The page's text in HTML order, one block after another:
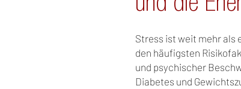
Stress ist weit mehr als
den häufigsten
und psychischer
Diabetes und